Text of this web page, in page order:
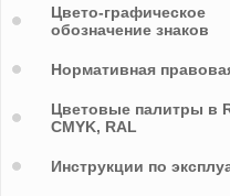
Цвето-графическое
обозначение знаков
Нормативная
Цветовые палитры в
CMYK, RAL
Инструкции по